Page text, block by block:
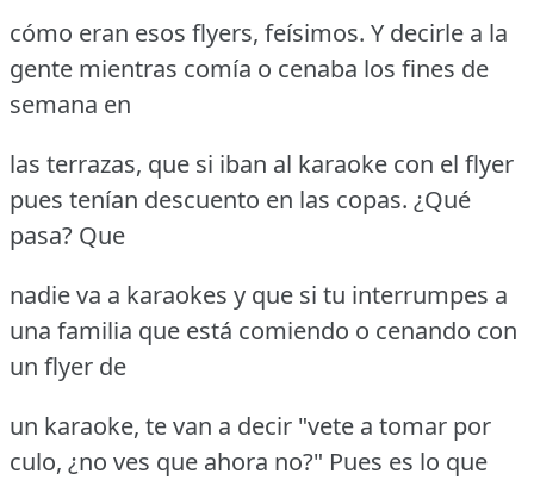
cómo eran esos flyers, feísimos. Y decirle a la
gente mientras comía o cenaba los fines de
semana en
las terrazas, que si iban al karaoke con el flyer
pues tenían descuento en las copas. ¿Qué
pasa? Que
nadie va a karaokes y que si tu interrumpes a
una familia que está comiendo o cenando con
un flyer de
un karaoke, te van a decir "vete a tomar por
culo, ¿no ves que ahora no?" Pues es lo que